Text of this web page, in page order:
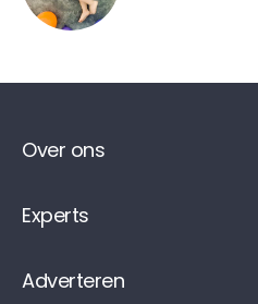
Over ons
Experts
Adverteren